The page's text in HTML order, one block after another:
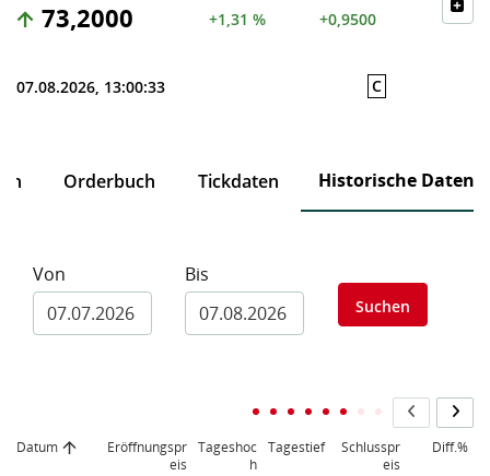
73,2000 +1,31 % +0,9500
07.08.2026, 13:00:33 C
Orderbuch Tickdaten Historische Daten
Von Bis
Suchen
Datum
Eröffnungspr
eis
Tageshoc
h
Tagestief
Schlusspr
eis
Diff.%